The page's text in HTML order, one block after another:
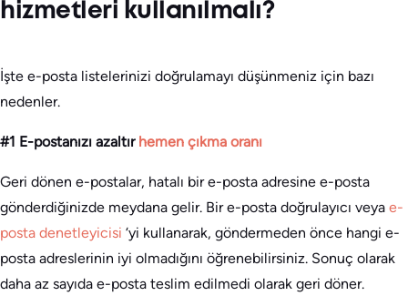
hizmetleri kullanılmalı?
İşte e-posta listelerinizi doğrulamayı düşünmeniz için bazı
nedenler.
#1 E-postanızı azaltır hemen çıkma oranı
Geri dönen e-postalar, hatalı bir e-posta adresine e-posta
gönderdiğinizde meydana gelir. Bir e-posta doğrulayıcı veya e-
posta denetleyicisi ‘yi kullanarak, göndermeden önce hangi e-
posta adreslerinin iyi olmadığını öğrenebilirsiniz. Sonuç olarak
daha az sayıda e-posta teslim edilmedi olarak geri döner.